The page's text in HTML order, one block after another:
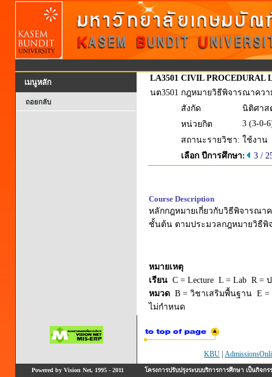
เมนูหลัก
ถอยกลับ
LA3501 CIVIL PROCEDURAL
นต3501 กฎหมายวิธีพิจารณาควา
สังกัด
นิติศาส
หน่วยกิต
3 (3-0-
สถานะรายวิชา: ใช้งาน
เลือก ปีการศึกษา:
3 /
Course Description
หลักกฎหมายเกี่ยวกับวิธีพิจารณา
ชั้นต้น ตามประมวลกฎหมายวิธืพิ
หมายเหตุ
เรียน C = Lecture L = Lab R =
หมวด B = วิชาเสริมพื้นฐาน E
ไม่กำหนด
KBU
Powered by Vision Net, 1995 - 2011 โครงการปรับปรุงระบบบริการการศึกษา เป็นกิ